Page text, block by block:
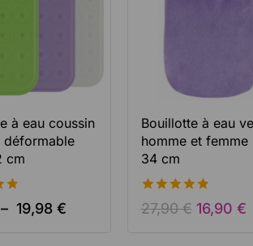
à eau coussin
déformable
cm
– 19,98 €
Bouillotte à eau
homme et femme
34 cm
4.91
de 5
27,90€ 16,90 €